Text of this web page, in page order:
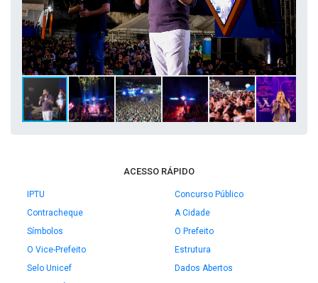
ACESSO RÁPIDO
IPTU
Concurso Público
Contracheque
A Cidade
Símbolos
O Prefeito
O Vice-Prefeito
Estrutura
Selo Unicef
Dados Abertos